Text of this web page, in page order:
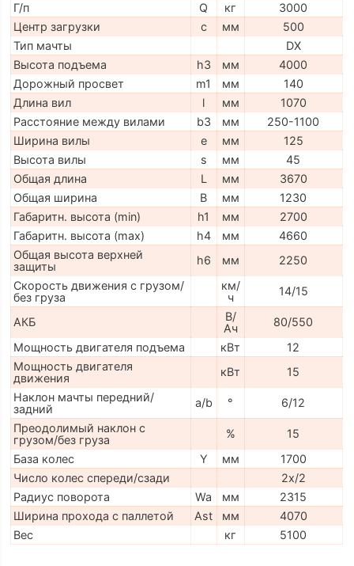
Г/п
Q кг
3000
Центр загрузки
c мм
500
Тип мачты
DX
Высота подъема
h3 мм
4000
Дорожный просвет
m1 мм
140
Длина вил
l мм
1070
Расстояние между вилами
b3 мм
250-1100
Ширина вилы
e мм
125
Высота вилы
s мм
45
Общая длина
L мм
3670
Общая ширина
B мм
1230
Габаритн. высота (min)
h1 мм
2700
Габаритн. высота (max)
h4 мм
4660
Общая высота верхней
защиты
h6 мм
2250
Скорость движения с грузом/
без груза
км/
ч
14/15
АКБ
В/
Ач
80/550
Мощность двигателя подъема
кВт
12
Мощность двигателя
движения
кВт
15
Наклон мачты передний/
задний
a/b °
6/12
Преодолимый наклон с
грузом/без груза
%
15
База колес
Y мм
1700
Число колес спереди/сзади
2x/2
Радиус поворота
Wa мм
2315
Ширина прохода с паллетой
Ast мм
4070
Вес
кг 5100